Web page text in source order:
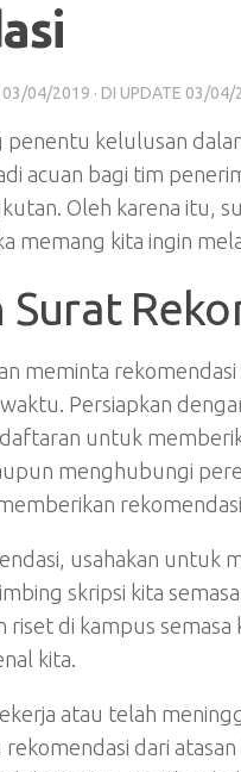
03/04/2019 · DI UPDATE 03/04/
kelulusan
acuan bagi tim
Oleh karena itu,
memang kita ingin
Surat
meminta
Persiapkan
untuk
menghubungi
usahakan untuk
skripsi kita
riset di kampus
kita.
atau telah
dari